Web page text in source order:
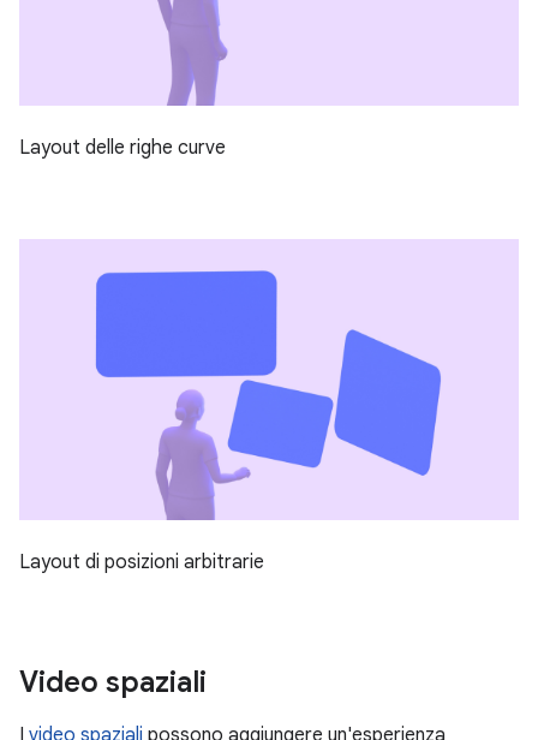
Layout delle righe curve
Layout di posizioni arbitrarie
Video spaziali